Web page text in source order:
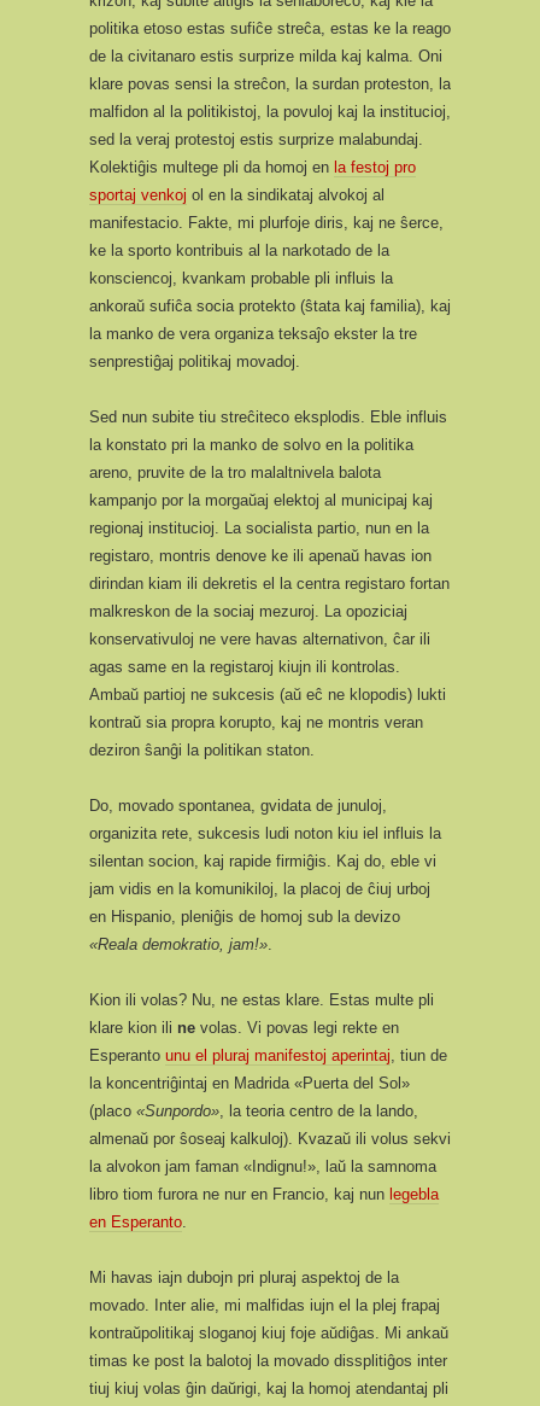
politika etoso estas sufiĉe streĉa, estas ke la reago
de la civitanaro estis surprize milda kaj kalma. Oni
klare povas sensi la streĉon, la surdan proteston, la
malfidon al la politikistoj, la povuloj kaj la institucioj,
sed la veraj protestoj estis surprize malabundaj.
Kolektiĝis multege pli da homoj en la festoj pro
sportaj venkoj ol en la sindikataj alvokoj al
manifestacio. Fakte, mi plurfoje diris, kaj ne ŝerce,
ke la sporto kontribuis al la narkotado de la
konsciencoj, kvankam probable pli influis la
ankoraŭ sufiĉa socia protekto (ŝtata kaj familia), kaj
la manko de vera organiza teksaĵo ekster la tre
senprestiĝaj politikaj movadoj.
Sed nun subite tiu streĉiteco eksplodis. Eble influis
la konstato pri la manko de solvo en la politika
areno, pruvite de la tro malaltnivela balota
kampanjo por la morgaŭaj elektoj al municipaj kaj
regionaj institucioj. La socialista partio, nun en la
registaro, montris denove ke ili apenaŭ havas ion
dirindan kiam ili dekretis el la centra registaro fortan
malkreskon de la sociaj mezuroj. La opoziciaj
konservativuloj ne vere havas alternativon, ĉar ili
agas same en la registaroj kiujn ili kontrolas.
Ambaŭ partioj ne sukcesis (aŭ eĉ ne klopodis) lukti
kontraŭ sia propra korupto, kaj ne montris veran
deziron ŝanĝi la politikan staton.
Do, movado spontanea, gvidata de junuloj,
organizita rete, sukcesis ludi noton kiu iel influis la
silentan socion, kaj rapide firmiĝis. Kaj do, eble vi
jam vidis en la komunikiloj, la placoj de ĉiuj urboj
en Hispanio, pleniĝis de homoj sub la devizo
«Reala demokratio, jam!».
Kion ili volas? Nu, ne estas klare. Estas multe pli
klare kion ili ne volas. Vi povas legi rekte en
Esperanto unu el pluraj manifestoj aperintaj, tiun de
la koncentriĝintaj en Madrida «Puerta del Sol»
(placo «Sunpordo», la teoria centro de la lando,
almenaŭ por ŝoseaj kalkuloj). Kvazaŭ ili volus sekvi
la alvokon jam faman «Indignu!», laŭ la samnoma
libro tiom furora ne nur en Francio, kaj nun legebla
en Esperanto.
Mi havas iajn dubojn pri pluraj aspektoj de la
movado. Inter alie, mi malfidas iujn el la plej frapaj
kontraŭpolitikaj sloganoj kiuj foje aŭdiĝas. Mi ankaŭ
timas ke post la balotoj la movado dissplitiĝos inter
tiuj kiuj volas ĝin daŭrigi, kaj la homoj atendantaj pli